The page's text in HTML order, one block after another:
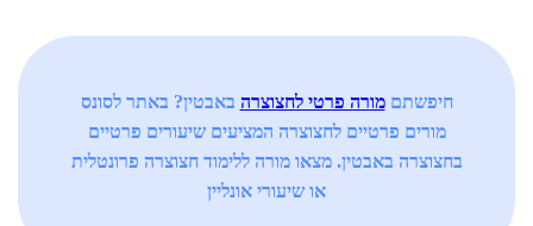
חיפשתםמורה פרטי לחצוצרה באבטין? באתר לסונס
מורים פרטיים לחצוצרה המציעים שיעורים פרטיים
בחצוצרה באבטין. מצאו מורה ללימוד חצוצרה פרונטלית
או שיעורי אונליין